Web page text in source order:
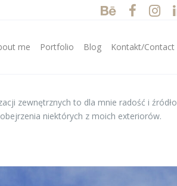
me Portfolio Blog Kontakt/Contact
zewnętrznych to dla mnie radość i źródło
niektórych z moich exteriorów.